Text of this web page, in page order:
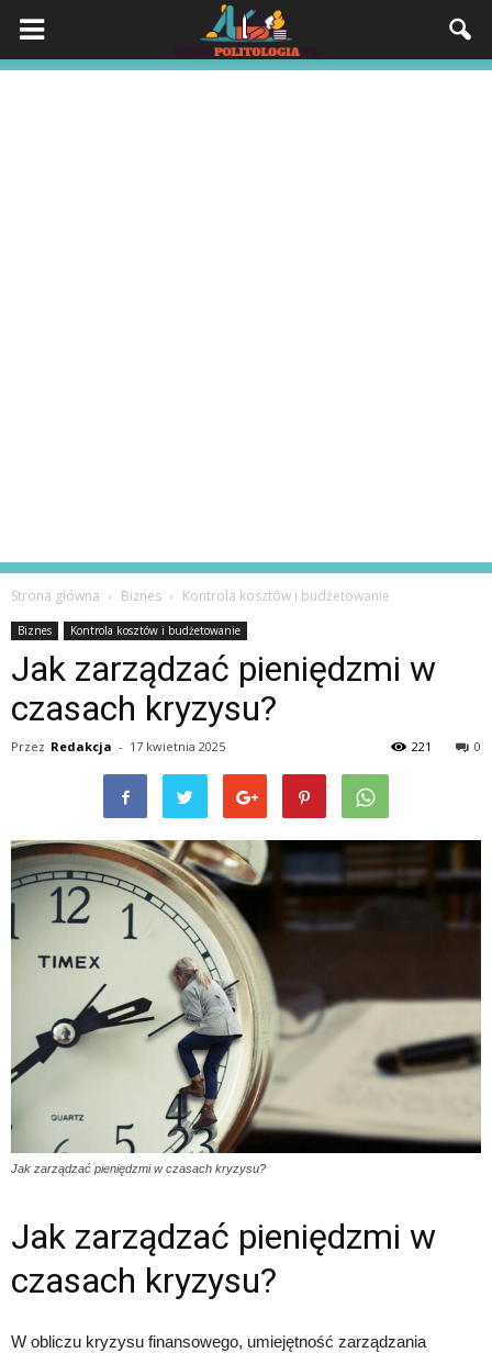
Strona główna Biznes Kontrola kosztów i budżetowanie
Biznes Kontrola kosztów i budżetowanie
Jak zarządzać pieniędzmi w
czasach kryzysu?
Przez Redakcja - 17 kwietnia 2025 0
221
Jak zarządzać pieniędzmi w czasach kryzysu?
Jak zarządzać pieniędzmi w
czasach kryzysu?
W obliczu kryzysu finansowego, umiejętność zarządzania